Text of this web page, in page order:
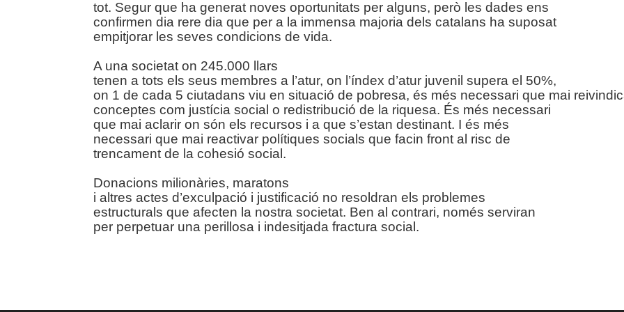
tot. Segur que ha generat noves oportunitats per alguns, però les dades ens
confirmen dia rere dia que per a la immensa majoria dels catalans ha suposat
empitjorar les seves condicions de vida.
A una societat on 245.000 llars
tenen a tots els seus membres a l’atur, on l’índex d’atur juvenil supera el 50%,
on 1 de cada 5 ciutadans viu en situació de pobresa, és més necessari que mai
conceptes com justícia social o redistribució de la riquesa. És més necessari
que mai aclarir on són els recursos i a que s’estan destinant. I és més
necessari que mai reactivar polítiques socials que facin front al risc de
trencament de la cohesió social.
Donacions milionàries, maratons
i altres actes d’exculpació i justificació no resoldran els problemes
estructurals que afecten la nostra societat. Ben al contrari, només serviran
per perpetuar una perillosa i indesitjada fractura social.